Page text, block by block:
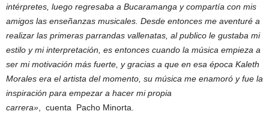
intérpretes, luego regresaba a Bucaramanga y compartía con mis
amigos las enseñanzas musicales. Desde entonces me aventuré a
realizar las primeras parrandas vallenatas, al publico le gustaba mi
estilo y mi interpretación, es entonces cuando la música empieza a
ser mi motivación más fuerte, y gracias a que en esa época Kaleth
Morales era el artista del momento, su música me enamoró y fue la
inspiración para empezar a hacer mi propia
carrera» , cuenta Pacho Minorta.